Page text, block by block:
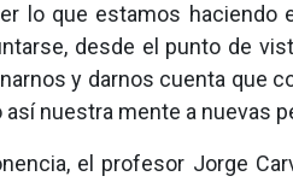
lo que estamos
desde el punto de
y darnos cuenta que
así nuestra mente a nuevas
el profesor Jorge